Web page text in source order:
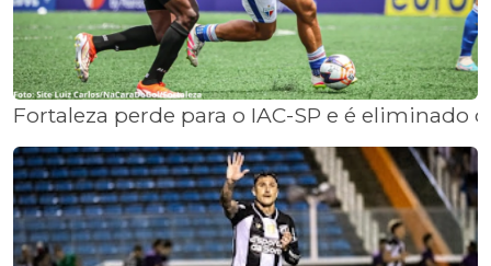
Fortaleza perde para o IAC-SP e é eliminado